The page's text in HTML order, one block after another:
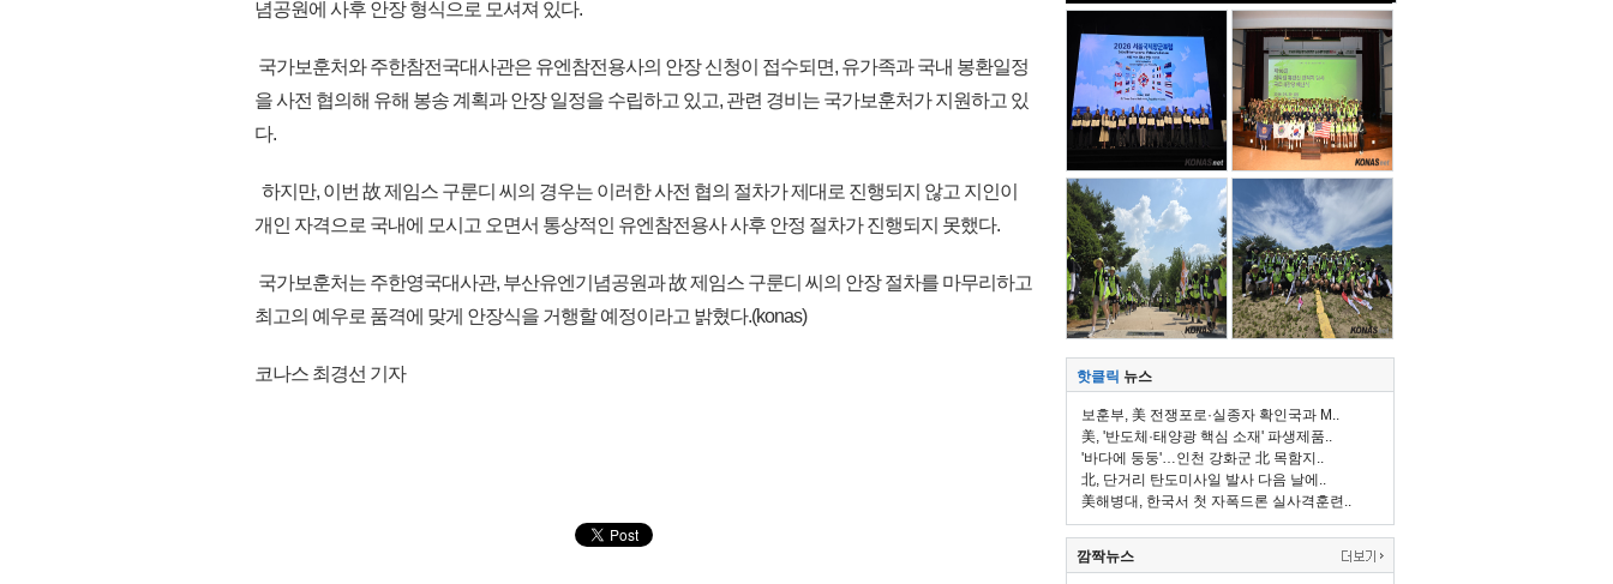
념공원에 사후 안장 형식으로 모셔져 있다.
국가보훈처와 주한참전국대사관은 유엔참전용사의 안장 신청이 접수되면, 유가족과 국내 봉환일정
을 사전 협의해 유해 봉송 계획과 안장 일정을 수립하고 있고, 관련 경비는 국가보훈처가 지원하고 있
다.
하지만, 이번 故 제임스 구룬디 씨의 경우는 이러한 사전 협의 절차가 제대로 진행되지 않고 지인이
개인 자격으로 국내에 모시고 오면서 통상적인 유엔참전용사 사후 안정 절차가 진행되지 못했다.
국가보훈처는 주한영국대사관, 부산유엔기념공원과 故 제임스 구룬디 씨의 안장 절차를 마무리하고
최고의 예우로 품격에 맞게 안장식을 거행할 예정이라고 밝혔다.(konas)
코나스 최경선 기자 핫클릭 뉴스
보훈부, 美 전쟁포로·실종자 확인국과 M..
美, '반도체·태양광 핵심 소재' 파생제품..
'바다에 둥둥'…인천 강화군 北 목함지..
北, 단거리 탄도미사일 발사 다음 날에..
美해병대, 한국서 첫 자폭드론 실사격훈련..
깜짝뉴스